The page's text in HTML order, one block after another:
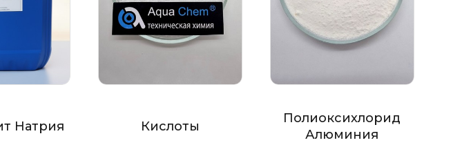
Натрия Кислоты
Полиоксихлорид
Алюминия